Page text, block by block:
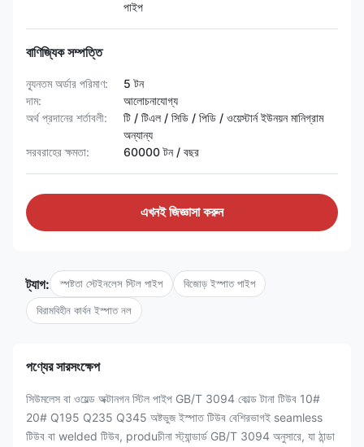
পাইপ
বাণিজ্যিক সম্পত্তি
ন্যূনতম অর্ডার পরিমাণ:
5 টন
দাম:
আলোচনাযোগ্য
অর্থ প্রদানের শর্তাবলী:
টি / টিএল / সিডি / পিডি / ওয়েস্টার্ন ইউনয়ন মানিগ্রাম
অন্যান্য
সরবরাহের ক্ষমতা:
60000 টন / বছর
এখনই জিজ্ঞাসা করুন
ট্যাগ: স্পষ্টতা স্টেইনলেস স্টিল পাইপ বিজোড় ইস্পাত পাইপ
বিরামবিহীন কার্বন ইস্পাত নল
পণ্যের সারসংক্ষেপ
সিউমলেস বা ওয়েল্ড অক্টানগন স্টিল পাইপ GB/T 3094 কোল্ড টানা টিউব 10#
20# Q195 Q235 Q345 অষ্টভুজ ইস্পাত টিউব বেশিরভাগই seamless
টিউব বা welded টিউব, produচীনা স্ট্যান্ডার্ড GB/T 3094 অনুসারে, যা ঠান্ডা